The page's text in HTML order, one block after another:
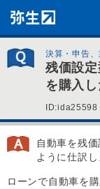
決算・申告、
残価設
を購入
ID:ida25598
自動車を残
ように仕訳し
ローンで自動車を